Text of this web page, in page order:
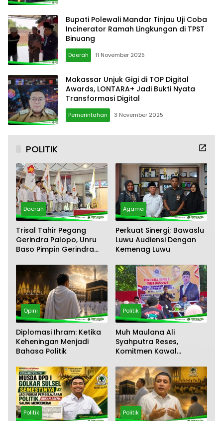
Bupati Polewali Mandar Tinjau Uji Coba
Incinerator Ramah Lingkungan di TPST
Binuang
Daerah 11 November 2025
Makassar Unjuk Gigi di TOP Digital
Awards, LONTARA+ Jadi Bukti Nyata
Transformasi Digital
Pemerintahan 3 November 2025
POLITIK
Daerah
Trisal Tahir Pegang
Gerindra Palopo, Unru
Baso Pimpin Gerindra
Agama
Perkuat Sinergi; Bawaslu
Luwu Audiensi Dengan
Kemenag Luwu
Opini
Diplomasi Ihram: Ketika
Keheningan Menjadi
Bahasa Politik
Politik
‎Muh Maulana Ali
Syahputra Reses,
Komitmen Kawal
Mandonga – Puuwatu
Politik Politik